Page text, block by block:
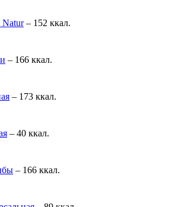
Natur– 152 ккал.
– 166 ккал.
– 173 ккал.
– 40 ккал.
– 166 ккал.